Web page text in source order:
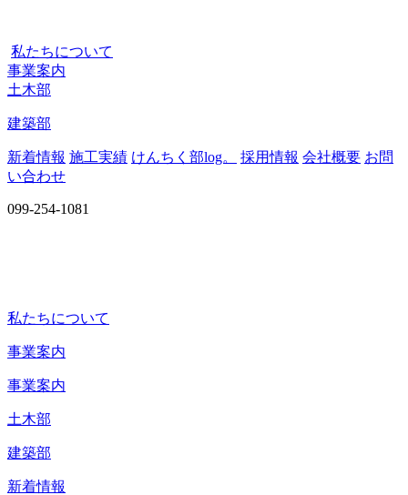
私たちについて
事業案内
土木部
建築部
新着情報 施工実績 けんちく部log。 採用情報 会社概要 お問
い合わせ
099-254-1081
私たちについて
事業案内
事業案内
土木部
建築部
新着情報